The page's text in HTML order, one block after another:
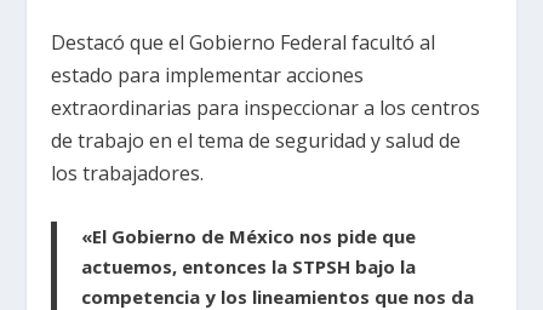
Destacó que el Gobierno Federal facultó al
estado para implementar acciones
extraordinarias para inspeccionar a los centros
de trabajo en el tema de seguridad y salud de
los trabajadores.
«El Gobierno de México nos pide que
actuemos, entonces la STPSH bajo la
competencia y los lineamientos que nos da